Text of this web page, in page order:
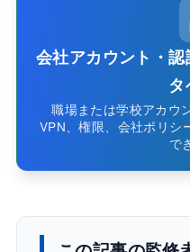
会社アカウント・
タ
職場または学校アカウ
VPN、権限、会社ポリシ
で